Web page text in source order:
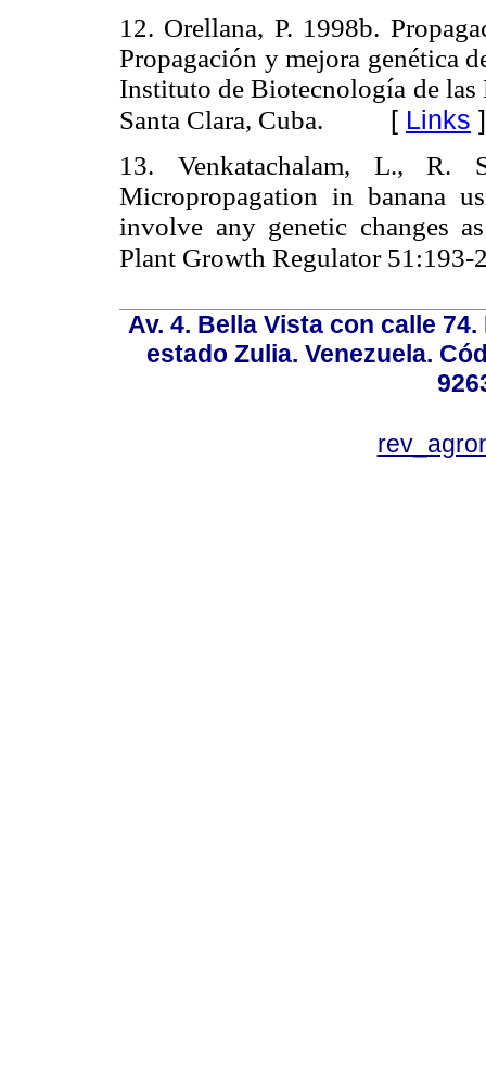
12. Orellana, P. 1998b.
Propagación y mejora genética
Instituto de Biotecnología de
Santa Clara, Cuba.
[ Links ]
13. Venkatachalam, L., R.
Micropropagation in banana
involve any genetic changes
Plant Growth Regulator 51:193-
Av. 4. Bella Vista con calle
estado Zulia. Venezuela.